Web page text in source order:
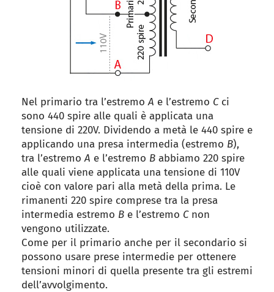
Nel primario tra l’estremoA e l’estremo Cci
sono 440 spire alle quali è applicata una
tensione di 220V. Dividendo a metà le 440 spire e
applicando una presa intermedia (estremo B),
tra l’estremoA e l’estremo B abbiamo 220 spire
alle quali viene applicata una tensione di 110V
cioè con valore pari alla metà della prima. Le
rimanenti 220 spire comprese tra la presa
intermedia estremo B e l’estremo Cnon
vengono utilizzate.
Come per il primario anche per il secondario si
possono usare prese intermedie per ottenere
tensioni minori di quella presente tra gli estremi
dell’avvolgimento.